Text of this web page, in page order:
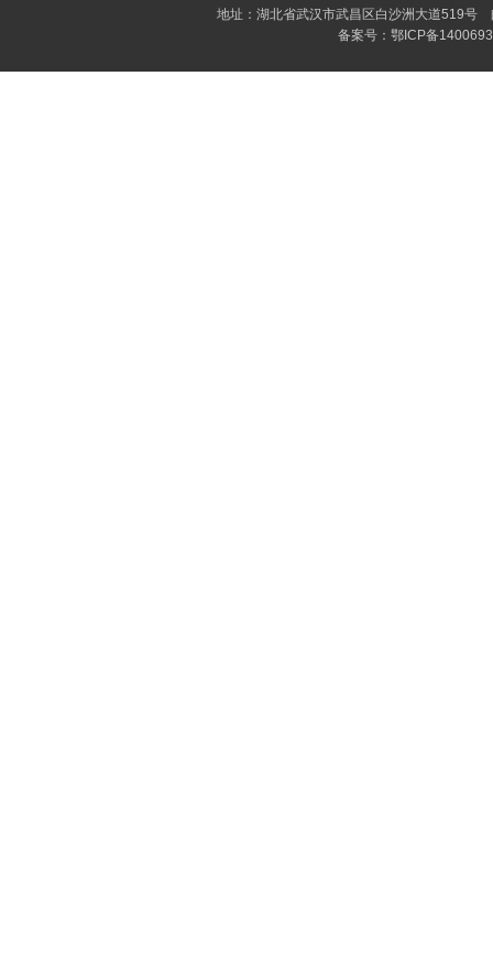
地址：湖北省武汉市武昌区白沙洲大道519
备案号：鄂ICP备